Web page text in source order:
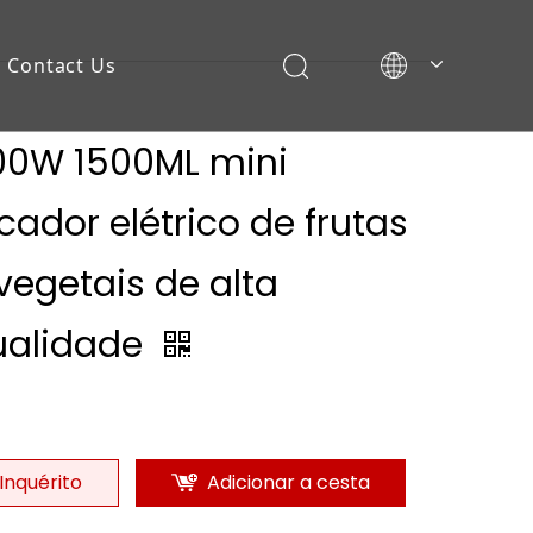
Contact Us
1500ML mini
elétrico de frutas
de alta
Inquérito Adicionar a cesta